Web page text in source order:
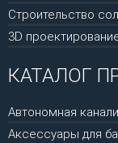
Строительство
3D
КАТАЛОГ
Автономная
Аксессуары для